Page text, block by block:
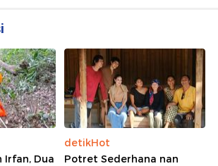
Irfan, Dua
detikHot
Potret Sederhana nan